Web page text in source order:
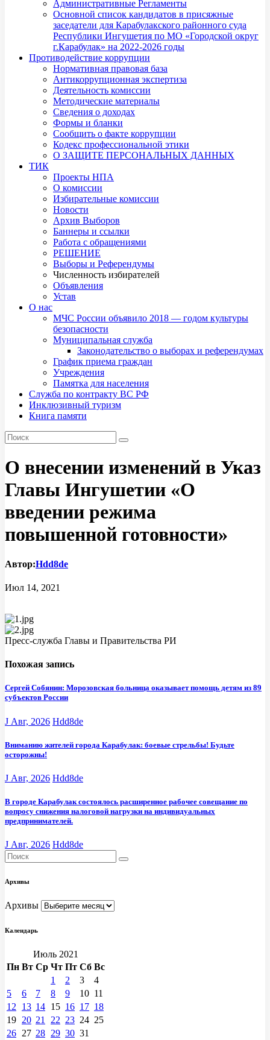
Административные Регламенты
Основной список кандидатов в присяжные
заседатели для Карабулакского районного суда
Республики Ингушетия по МО «Городской округ
г.Карабулак» на 2022-2026 годы
Противодействие коррупции
Нормативная правовая база
Антикоррупционная экспертиза
Деятельность комиссии
Методические материалы
Сведения о доходах
Формы и бланки
Сообщить о факте коррупции
Кодекс профессиональной этики
О ЗАЩИТЕ ПЕРСОНАЛЬНЫХ ДАННЫХ
ТИК
Проекты НПА
О комиссии
Избирательные комиссии
Новости
Архив Выборов
Баннеры и ссылки
Работа с обращениями
РЕШЕНИЕ
Выборы и Референдумы
Численность избирателей
Объявления
Устав
О нас
МЧС России объявило 2018 — годом культуры
безопасности
Муниципальная служба
Законодательство о выборах и референдумах
График приема граждан
Учреждения
Памятка для населения
Служба по контракту ВС РФ
Инклюзивный туризм
Книга памяти
О внесении изменений в Указ
Главы Ингушетии «О
введении режима
повышенной готовности»
Автор:Hdd8de
Июл 14, 2021
Пресс-служба Главы и Правительства РИ
Похожая запись
Сергей Собянин: Морозовская больница оказывает помощь детям из 89
субъектов России
J Авг, 2026 Hdd8de
Вниманию жителей города Карабулак: боевые стрельбы! Будьте
осторожны!
J Авг, 2026 Hdd8de
В городе Карабулак состоялось расширенное рабочее совещание по
вопросу снижения налоговой нагрузки на индивидуальных
предпринимателей.
J Авг, 2026 Hdd8de
Архивы
Архивы
Календарь
Июль 2021
Пн Вт Ср Чт Пт Сб Вс
1
2 3
4
5
6 7 8 9 10 11
12
13 14 15 16 17 18
19 20 21 22 23 24 25
26 27 28 29 30 31